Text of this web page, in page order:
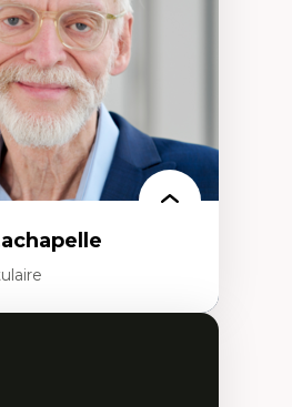
numériques
droits numériques
relatives à l’intelligence
machine et les
nouvelles technologies